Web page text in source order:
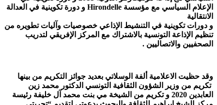
الإعلام السياسي مع مؤسسة Hirondelle و دورة تكوينية في العدالة
الانتقالية
و دورات تكوينية في التنشيط الإذاعي خصوصيات وآليات تطويره من
تنظيم الإذاعة التونسية بالاشتراك مع المركز الإفريقي لتدريب
الصحفيين والاتصاليين .
وقد حظيت الاعلامية ألفة الوسلاتي بعديد جوائز التكريم من بينها
تكريم من وزير الشؤون الثقافية التونسي الدكتور محمد زين
العابدين 2020 و تكريم من الشيخة مي بنت محمد آل خليفة رئيسة